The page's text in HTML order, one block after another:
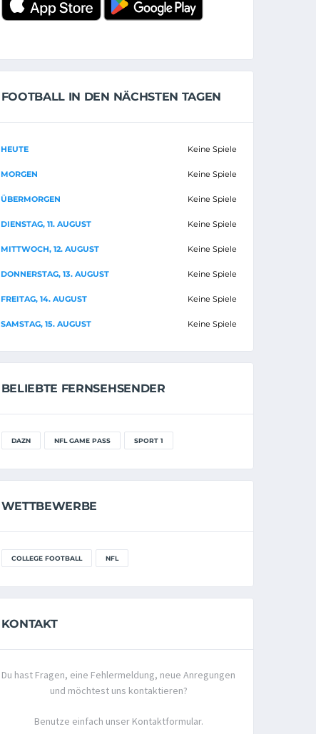
FOOTBALL IN DEN NÄCHSTEN TAGEN
HEUTE Keine Spiele
MORGEN Keine Spiele
ÜBERMORGEN Keine Spiele
DIENSTAG, 11. AUGUST Keine Spiele
MITTWOCH, 12. AUGUST Keine Spiele
DONNERSTAG, 13. AUGUST Keine Spiele
FREITAG, 14. AUGUST Keine Spiele
SAMSTAG, 15. AUGUST Keine Spiele
BELIEBTE FERNSEHSENDER
DAZN NFL GAME PASS SPORT 1
WETTBEWERBE
COLLEGE FOOTBALL NFL
KONTAKT
Du hast Fragen, eine Fehlermeldung, neue Anregungen
und möchtest uns kontaktieren?
Benutze einfach unser Kontaktformular.